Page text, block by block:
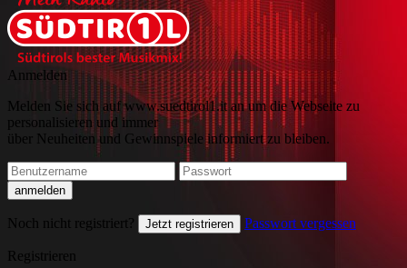
Anmelden
Melden Sie sich auf www.suedtirol1.it an um die Webseite zu
personalisieren und immer
über Neuheiten und Gewinnspiele informiert zu bleiben.
Noch nicht registriert? Jetzt registrieren Passwort vergessen
Registrieren